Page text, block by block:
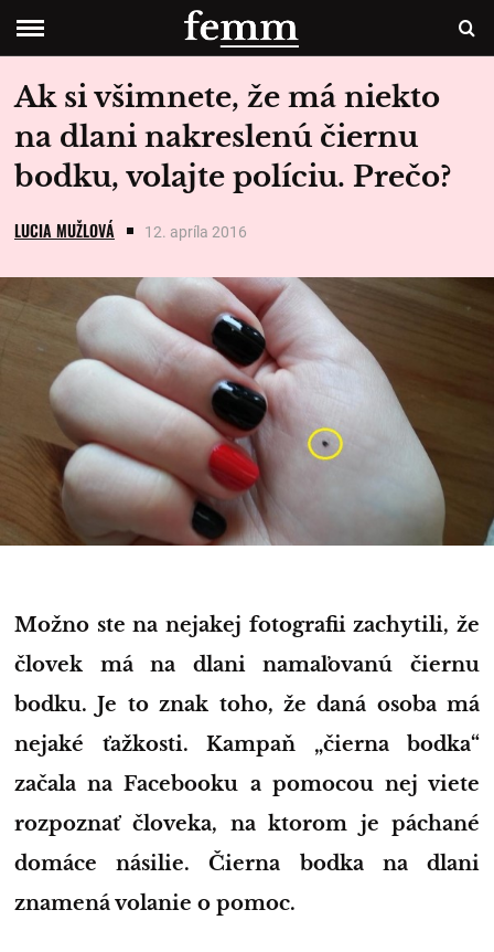
Ak si všimnete, že má niekto
na dlani nakreslenú čiernu
bodku, volajte políciu. Prečo?
LUCIA MUŽLOVÁ 12. apríla 2016
Možno ste na nejakej fotografii zachytili, že
človek má na dlani namaľovanú čiernu
bodku. Je to znak toho, že daná osoba má
nejaké ťažkosti. Kampaň „čierna bodka“
začala na Facebooku a pomocou nej viete
rozpoznať človeka, na ktorom je páchané
domáce násilie. Čierna bodka na dlani
znamená volanie o pomoc.